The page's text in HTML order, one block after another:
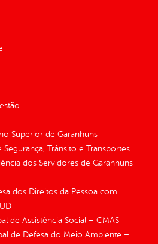
Superior de Garanhuns
Segurança, Trânsito e Transportes
dos Servidores de Garanhuns
dos Direitos da Pessoa com
de Assistência Social – CMAS
de Defesa do Meio Ambiente –